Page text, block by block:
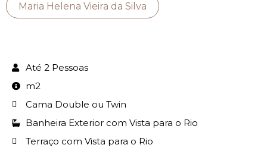
Maria Helena Vieira da Silva
Até 2 Pessoas
m2
Cama Double ou Twin
Banheira Exterior com Vista para o Rio
Terraço com Vista para o Rio